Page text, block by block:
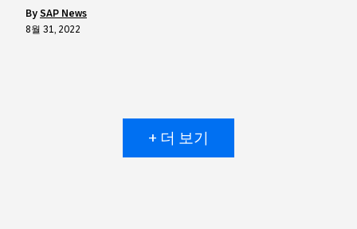
by SAP News
8월 31, 2022
+ 더 보기